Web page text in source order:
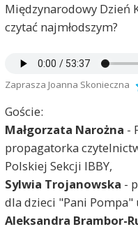
Międzynarodowy Dzień
czytać najmłodszym?
Zaprasza Joanna Skonieczna
Goście:
Małgorzata Narożna -
propagatorka
Polskiej Sekcji IBBY,
Sylwia Trojanowska -
dla dzieci "Pani
Aleksandra Brambor-